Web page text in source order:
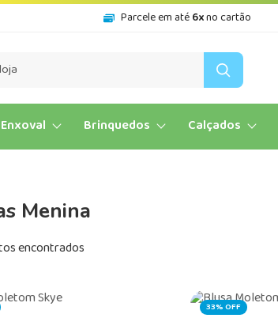
Parcele em até6xno cartão
Enxoval Brinquedos Calçados
Menina
encontrados
33% OFF